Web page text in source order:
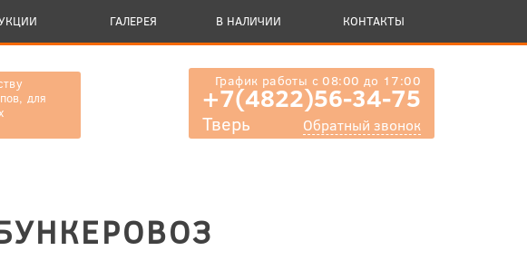
ГАЛЕРЕЯ В НАЛИЧИИ КОНТАКТЫ
для
График работы с 08:00 до 17:00
+7(4822)56-34-75
Тверь Обратный звонок